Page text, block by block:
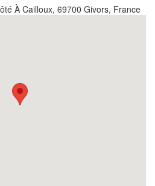
À Cailloux, 69700 Givors, France